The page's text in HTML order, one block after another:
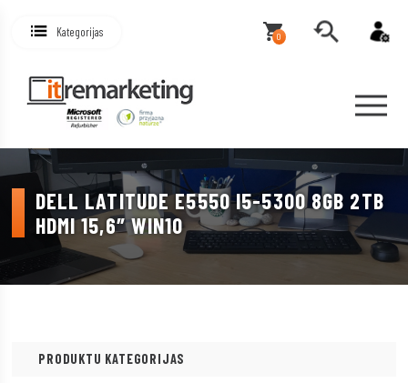
Kategorijas 0
DELL LATITUDE E5550 I5-5300 8GB 2TB
HDMI 15,6″ WIN10
PRODUKTU KATEGORIJAS